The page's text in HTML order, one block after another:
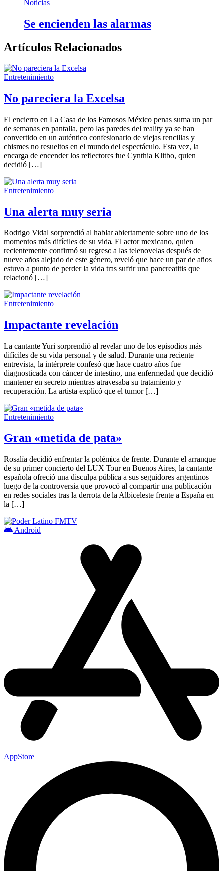
Noticias
Se encienden las alarmas
Artículos Relacionados
Entretenimiento
No pareciera la Excelsa
El encierro en La Casa de los Famosos México penas suma un par
de semanas en pantalla, pero las paredes del reality ya se han
convertido en un auténtico confesionario de viejas rencillas y
chismes no resueltos en el mundo del espectáculo. Esta vez, la
encarga de encender los reflectores fue Cynthia Klitbo, quien
decidió […]
Entretenimiento
Una alerta muy seria
Rodrigo Vidal sorprendió al hablar abiertamente sobre uno de los
momentos más difíciles de su vida. El actor mexicano, quien
recientemente confirmó su regreso a las telenovelas después de
nueve años alejado de este género, reveló que hace un par de años
estuvo a punto de perder la vida tras sufrir una pancreatitis que
relacionó […]
Entretenimiento
Impactante revelación
La cantante Yuri sorprendió al revelar uno de los episodios más
difíciles de su vida personal y de salud. Durante una reciente
entrevista, la intérprete confesó que hace cuatro años fue
diagnosticada con cáncer de intestino, una enfermedad que decidió
mantener en secreto mientras atravesaba su tratamiento y
recuperación. La artista explicó que el tumor […]
Entretenimiento
Gran «metida de pata»
Rosalía decidió enfrentar la polémica de frente. Durante el arranque
de su primer concierto del LUX Tour en Buenos Aires, la cantante
española ofreció una disculpa pública a sus seguidores argentinos
luego de la controversia que provocó al compartir una publicación
en redes sociales tras la derrota de la Albiceleste frente a España en
la […]
Android
AppStore